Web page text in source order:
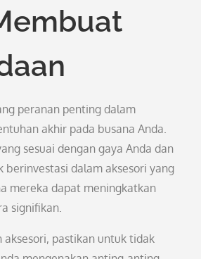
peranan penting dalam
akhir pada busana Anda.
sesuai dengan gaya Anda dan
berinvestasi dalam aksesori yang
mereka dapat meningkatkan
signifikan.
aksesori, pastikan untuk tidak